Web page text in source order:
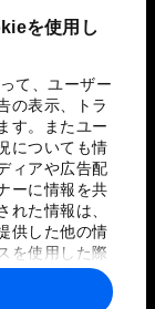
を使用し
て、ユーザー
の表示、トラ
す。またユー
についても情
ィアや広告配
ーに情報を共
れた情報は、
供した他の情
を使用した際
され、各パー
とがありま